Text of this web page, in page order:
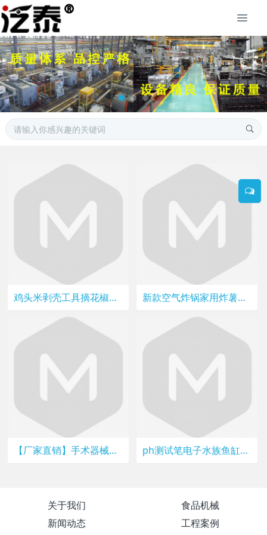
鸡头米剥壳工具摘花椒神器采摘机家用专用手套防刺多功能割菜拇指 新款空气炸锅家用炸薯条机无油烟炸锅多功能炸锅3.5升大容量
【厂家直销】手术器械专用环氧乙烷灭菌柜 低温EO气体消毒器 ph测试笔电子水族鱼缸水质检测器家用ph值计试纸便携高精酸碱度仪
关于我们
食品机械
新闻动态
工程案例